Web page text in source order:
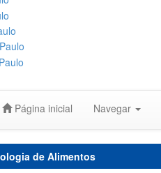
Página inicial Navegar
de Alimentos